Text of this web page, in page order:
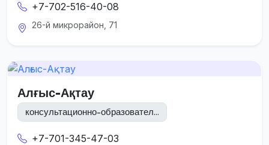
+7-702-516-40-08
26-й микрорайон, 71
Алғыс-Ақтау
консультационно-образовател...
+7-701-345-47-03